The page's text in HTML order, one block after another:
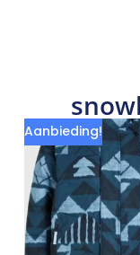
Aanbieding!